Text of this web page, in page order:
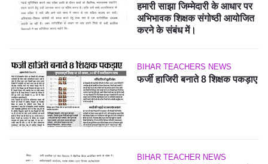
हमारी साझा जिम्मेदारी के आधार पर
अभिभावक शिक्षक संगोष्ठी आयोजित
करने के संबंध में।
BIHAR TEACHERS NEWS
फर्जी हाजिरी बनाते 8 शिक्षक पकड़ाए
BIHAR TEACHER NEWS